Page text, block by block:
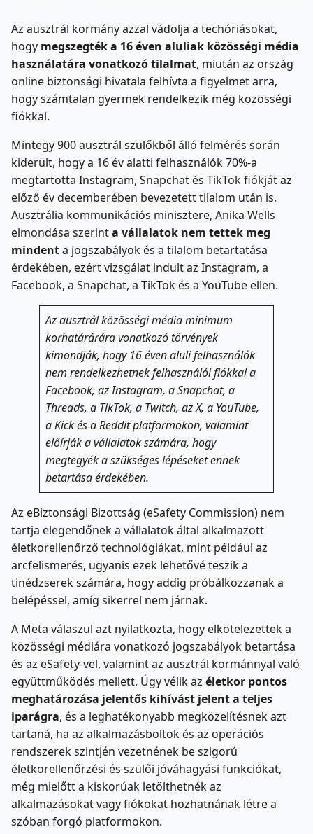
Az ausztrál kormány azzal vádolja a techóriásokat,
hogy megszegték a 16 éven aluliak közösségi média
használatára vonatkozó tilalmat, miután az ország
online biztonsági hivatala felhívta a figyelmet arra,
hogy számtalan gyermek rendelkezik még közösségi
fiókkal.
Mintegy 900 ausztrál szülőkből álló felmérés során
kiderült, hogy a 16 év alatti felhasználók 70%-a
megtartotta Instagram, Snapchat és TikTok fiókját az
előző év decemberében bevezetett tilalom után is.
Ausztrália kommunikációs minisztere, Anika Wells
elmondása szerinta vállalatok nem tettek meg
mindenta jogszabályok és a tilalom betartatása
érdekében, ezért vizsgálat indult az Instagram, a
Facebook, a Snapchat, a TikTok és a YouTube ellen.
Az ausztrál közösségi média minimum
korhatárárára vonatkozó törvények
kimondják, hogy 16 éven aluli felhasználók
nem rendelkezhetnek felhasználói fiókkal a
Facebook, az Instagram, a Snapchat, a
Threads, a TikTok, a Twitch, az X, a YouTube,
a Kick és a Reddit platformokon, valamint
előírják a vállalatok számára, hogy
megtegyék a szükséges lépéseket ennek
betartása érdekében.
Az eBiztonsági Bizottság (eSafety Commission) nem
tartja elegendőnek a vállalatok által alkalmazott
életkorellenőrző technológiákat, mint például az
arcfelismerés, ugyanis ezek lehetővé teszik a
tinédzserek számára, hogy addig próbálkozzanak a
belépéssel, amíg sikerrel nem járnak.
A Meta válaszul azt nyilatkozta, hogy elkötelezettek a
közösségi médiára vonatkozó jogszabályok betartása
és az eSafety-vel, valamint az ausztrál kormánnyal való
együttműködés mellett. Úgy vélik az életkor pontos
meghatározása jelentős kihívást jelent a teljes
iparágra, és a leghatékonyabb megközelítésnek azt
tartaná, ha az alkalmazásboltok és az operációs
rendszerek szintjén vezetnének be szigorú
életkorellenőrzési és szülői jóváhagyási funkciókat,
még mielőtt a kiskorúak letölthetnék az
alkalmazásokat vagy fiókokat hozhatnának létre a
szóban forgó platformokon.